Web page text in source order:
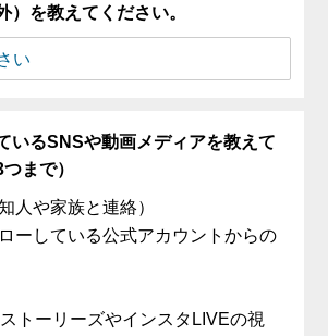
）を教えてください。
いるSNSや動画メディアを教えて
まで）
人や家族と連絡）
ーしている公式アカウントからの
トーリーズやインスタLIVEの視